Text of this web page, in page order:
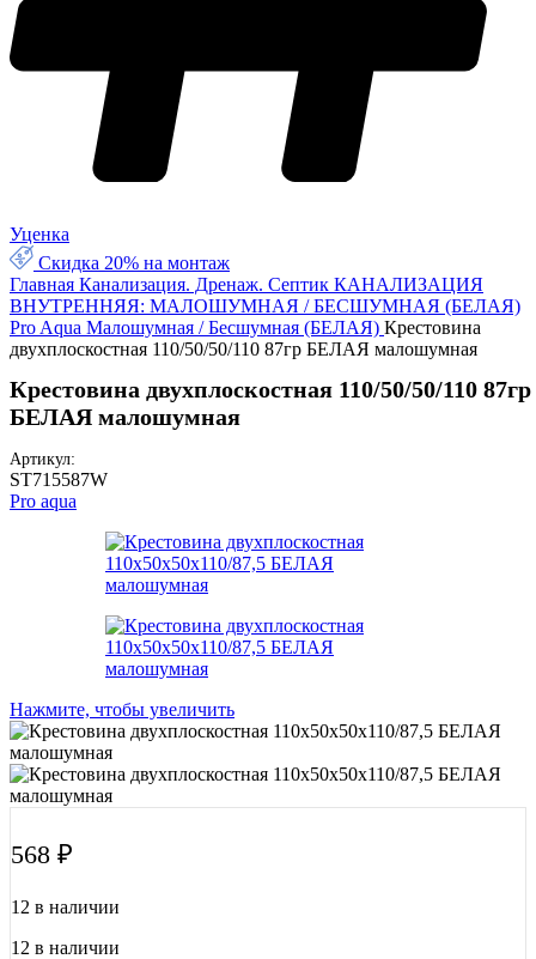
Уценка
Скидка 20% на монтаж
Главная Канализация. Дренаж. Септик КАНАЛИЗАЦИЯ
ВНУТРЕННЯЯ: МАЛОШУМНАЯ / БЕСШУМНАЯ (БЕЛАЯ)
Pro Aqua Малошумная / Бесшумная (БЕЛАЯ) Крестовина
двухплоскостная 110/50/50/110 87гр БЕЛАЯ малошумная
Крестовина двухплоскостная 110/50/50/110 87гр
БЕЛАЯ малошумная
Артикул:
ST715587W
Pro aqua
Нажмите, чтобы увеличить
568 ₽
12 в наличии
12 в наличии